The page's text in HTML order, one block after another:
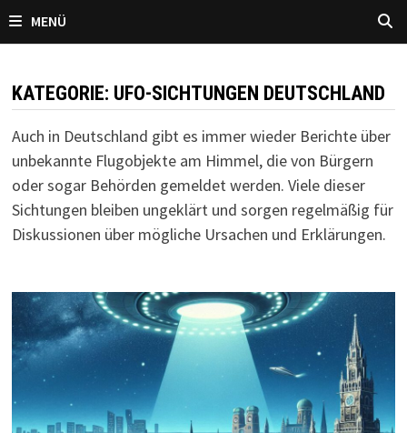
MENÜ
KATEGORIE: UFO-SICHTUNGEN DEUTSCHLAND
Auch in Deutschland gibt es immer wieder Berichte über
unbekannte Flugobjekte am Himmel, die von Bürgern
oder sogar Behörden gemeldet werden. Viele dieser
Sichtungen bleiben ungeklärt und sorgen regelmäßig für
Diskussionen über mögliche Ursachen und Erklärungen.